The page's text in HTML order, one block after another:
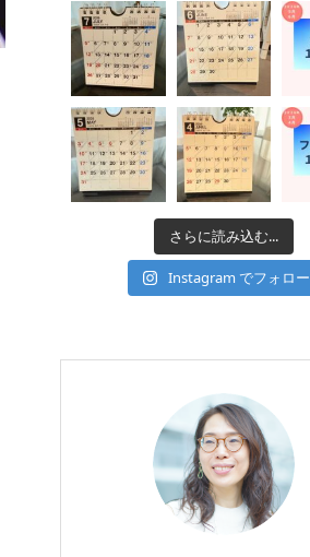
さらに読み込む...
Instagram でフォロー